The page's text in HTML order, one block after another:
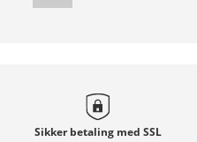
Sikker betaling med SSL